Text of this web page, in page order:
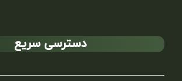
دسترسی سریع